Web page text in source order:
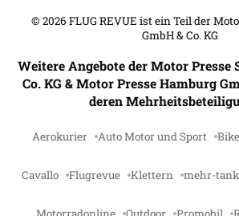
© 2026 FLUG REVUE ist ein Teil der
GmbH & Co. KG
Weitere Angebote der Motor Presse
Co. KG & Motor Presse Hamburg
deren
Aerokurier Auto Motor und Sport
Cavallo Flugrevue Klettern mehr-